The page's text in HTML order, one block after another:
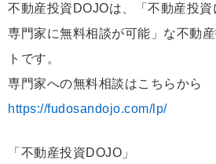
不動産投資DOJOは、「不動産投
専門家に無料相談が可能」な不動
トです。
専門家への無料相談はこちらから
https://fudosandojo.com/lp/
「不動産投資DOJO」